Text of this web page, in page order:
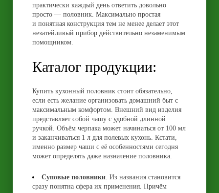
практически каждый день ответить довольно
просто — половник. Максимально простая
и понятная конструкция тем не менее делает этот
незатейливый прибор действительно незаменимым
помощником.
Каталог продукции:
Купить кухонный половник стоит обязательно,
если есть желание организовать домашний быт с
максимальным комфортом. Внешний вид изделия
представляет собой чашу с удобной длинной
ручкой. Объём черпака может начинаться от 100 мл
и заканчиваться 1 л для полевых кухонь. Кстати,
именно размер чаши с её особенностями сегодня
может определять даже назначение половника.
Суповые половники. Из названия становится
сразу понятна сфера их применения. Причём